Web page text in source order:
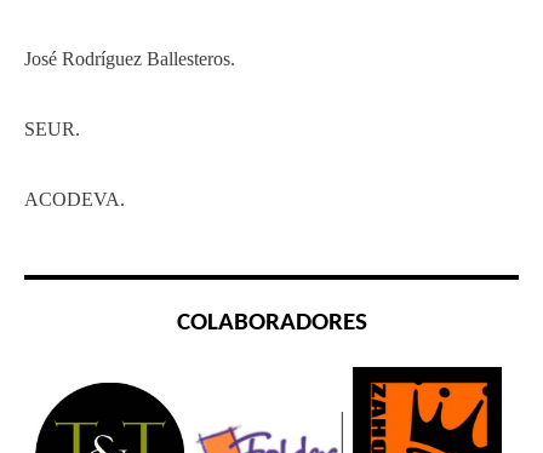
José Rodríguez Ballesteros.
SEUR.
ACODEVA.
COLABORADORES